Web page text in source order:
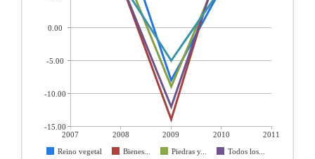
2007 2008 2009 2010
2011
Reino vegetal
Bienes... Piedras y...
Todos los...
0.00
-5.00
-10.00
-15.00